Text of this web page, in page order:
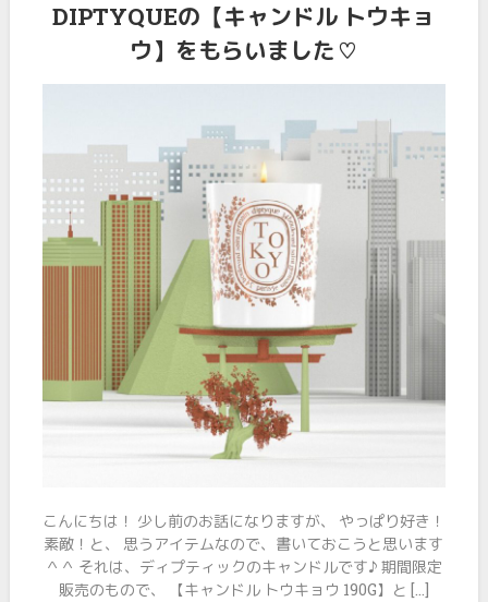
DIPTYQUEの【キャンドル トウキョ
ウ】をもらいました♡
こんにちは！ 少し前のお話になりますが、 やっぱり好き！
素敵！と、 思うアイテムなので、書いておこうと思います
＾＾ それは、ディプティックのキャンドルです♪ 期間限定
販売のもので、 【キャンドル トウキョウ 190G】と […]